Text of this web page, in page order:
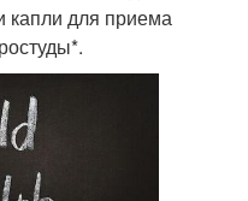
капли для приема